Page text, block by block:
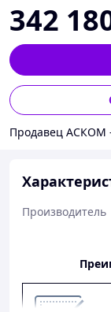
342
Продавец АСКОМ
Производитель